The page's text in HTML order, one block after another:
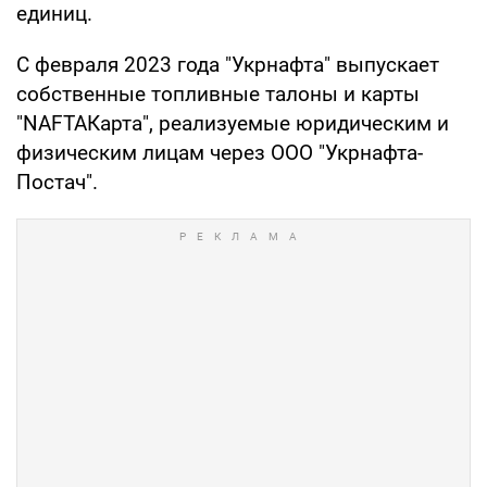
единиц.
С февраля 2023 года "Укрнафта" выпускает
собственные топливные талоны и карты
"NAFTAКарта", реализуемые юридическим и
физическим лицам через ООО "Укрнафта-
Постач".